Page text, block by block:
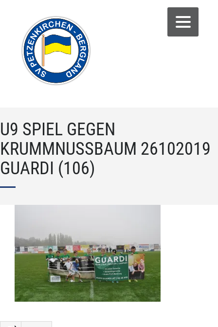
U9 SPIEL GEGEN
KRUMMNUSSBAUM 26102019 G
UARDI (106)